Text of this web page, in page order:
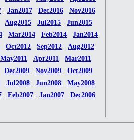
Jan2017 Dec2016
Nov2016
Aug2015 Jul2015
Jun2015
Mar2014 Feb2014
Jan2014
Oct2012 Sep2012
Aug2012
May2011 Apr2011
Mar2011
Dec2009 Nov2009
Oct2009
Jul2008 Jun2008
May2008
Feb2007 Jan2007
Dec2006